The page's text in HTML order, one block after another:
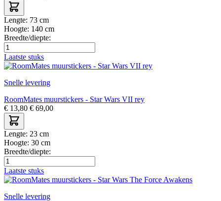
Lengte: 73 cm
Hoogte: 140 cm
Breedte/diepte:
Laatste stuks
Snelle levering
RoomMates muurstickers - Star Wars VII rey
€ 13,80 € 69,00
Lengte: 23 cm
Hoogte: 30 cm
Breedte/diepte:
Laatste stuks
Snelle levering